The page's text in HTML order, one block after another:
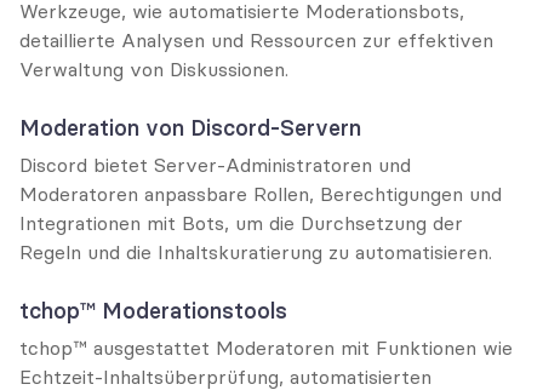
Werkzeuge, wie automatisierte Moderationsbots,
detaillierte Analysen und Ressourcen zur effektiven
Verwaltung von Diskussionen.
Moderation von Discord-Servern
Discord bietet Server-Administratoren und
Moderatoren anpassbare Rollen, Berechtigungen und
Integrationen mit Bots, um die Durchsetzung der
Regeln und die Inhaltskuratierung zu automatisieren.
tchop™ Moderationstools
tchop™ ausgestattet Moderatoren mit Funktionen wie
Echtzeit-Inhaltsüberprüfung, automatisierten